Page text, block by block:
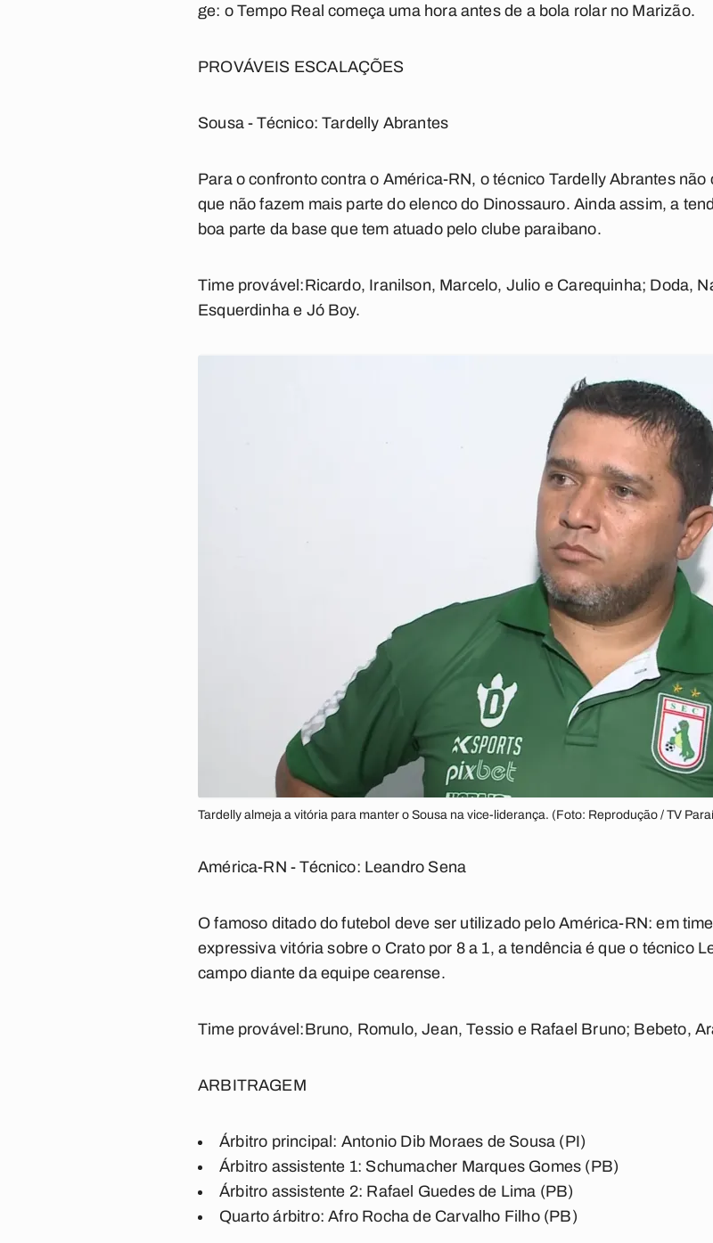
ge: o Tempo Real começa uma hora antes de a bola rolar no Marizão.
PROVÁVEIS ESCALAÇÕES
Sousa - Técnico: Tardelly Abrantes
Para o confronto contra o América-RN, o técnico Tardelly Abrantes
que não fazem mais parte do elenco do Dinossauro. Ainda assim, a
boa parte da base que tem atuado pelo clube paraibano.
Time provável:Ricardo, Iranilson, Marcelo, Julio e Carequinha; Doda,
Esquerdinha e Jó Boy.
Tardelly almeja a vitória para manter o Sousa na vice-liderança. (Foto: Reprodução / TV
América-RN - Técnico: Leandro Sena
O famoso ditado do futebol deve ser utilizado pelo América-RN: em
expressiva vitória sobre o Crato por 8 a 1, a tendência é que o técnico
campo diante da equipe cearense.
Time provável:Bruno, Romulo, Jean, Tessio e Rafael Bruno; Bebeto,
ARBITRAGEM
Árbitro principal: Antonio Dib Moraes de Sousa (PI)
Árbitro assistente 1: Schumacher Marques Gomes (PB)
Árbitro assistente 2: Rafael Guedes de Lima (PB)
Quarto árbitro: Afro Rocha de Carvalho Filho (PB)